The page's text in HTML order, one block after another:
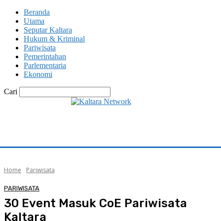
Beranda
Utama
Seputar Kaltara
Hukum & Kriminal
Pariwisata
Pemerintahan
Parlementaria
Ekonomi
Cari
Home Pariwisata
PARIWISATA
30 Event Masuk CoE Pariwisata
Kaltara